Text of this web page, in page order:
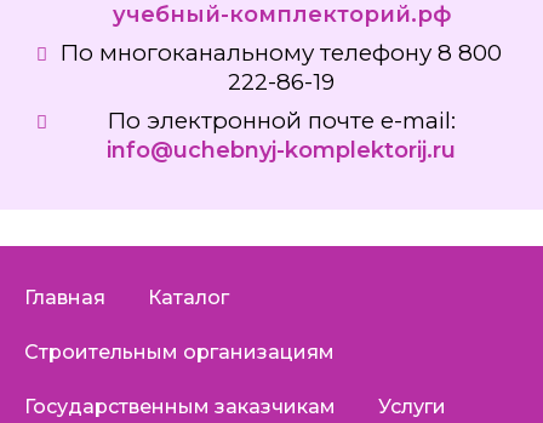
учебный-комплекторий.рф
По многоканальному телефону 8 800
222-86-19
По электронной почте e-mail:
info@uchebnyj-komplektorij.ru
Главная Каталог
Строительным организациям
Государственным заказчикам Услуги